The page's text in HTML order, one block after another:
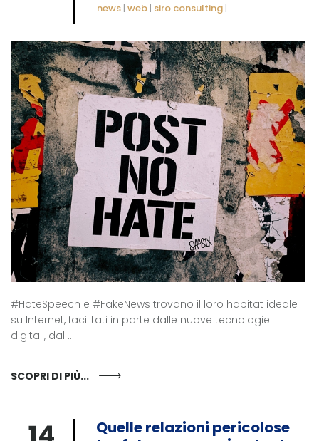
news | web | siro consulting |
#HateSpeech e #FakeNews trovano il loro habitat ideale
su Internet, facilitati in parte dalle nuove tecnologie
digitali, dal ...
SCOPRI DI PIÙ...
Quelle relazioni pericolose